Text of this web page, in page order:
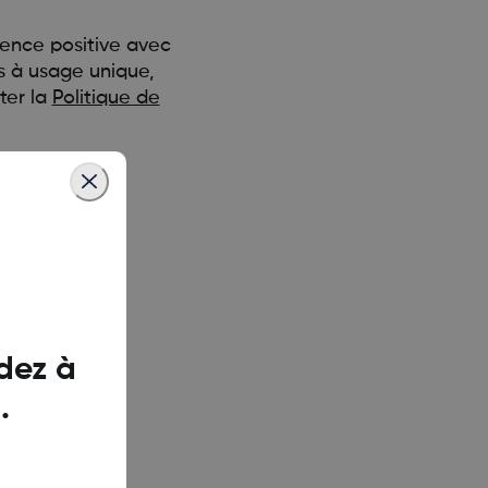
positive avec
à usage unique,
la Politique de
à